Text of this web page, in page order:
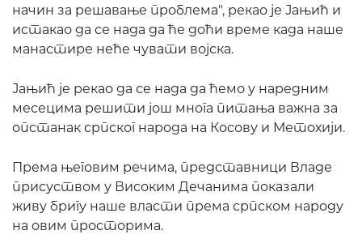
начин за решавање проблема", рекао је Јањић и
истакао да се нада да ће доћи време када наше
манастире неће чувати војска.
Јањић је рекао да се нада да ћемо у наредним
месецима решити још многа питања важна за
опстанак српског народа на Косову и Метохији.
Према његовим речима, представници Владе
присуством у Високим Дечанима показали
живу бригу наше власти према српском народу
на овим просторима.